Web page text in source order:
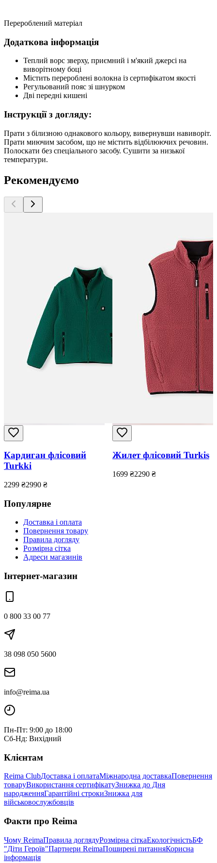
Перероблений матеріал
Додаткова інформація
Теплий ворс зверху, приємний і м'який джерсі на
виворітному боці
Містить перероблені волокна із сертифікатом якості
Регульований пояс зі шнурком
Дві передні кишені
Інструкції з догляду:
Прати з білизною однакового кольору, вивернувши навиворіт.
Прати миючим засобом, що не містить відбілюючих речовин.
Полоскати без спеціального засобу. Сушити за низької
температури.
Рекомендуємо
Кардиган флісовий
Turkki
2299 ₴2990 ₴
Жилет флісовий Turkis
1699 ₴2290 ₴
Популярне
Доставка і оплата
Повернення товару
Правила догляду
Розмірна сітка
Адреси магазинів
Інтернет-магазин
0 800 33 00 77
38 098 050 5600
info@reima.ua
Пн-Пт: 9:00 до 18:00
Сб-Нд: Вихідний
Клієнтам
Reima ClubДоставка і оплатаМіжнародна доставкаПовернення
товаруВикористання сертифікатуЗнижка до Дня
народженняГарантійні строкиЗнижка для
військовослужбовців
Факти про Reima
Чому ReimaПравила доглядуРозмірна сіткаЕкологічністьБФ
"Діти Героїв"Партнери ReimaПоширені питанняКорисна
інформація